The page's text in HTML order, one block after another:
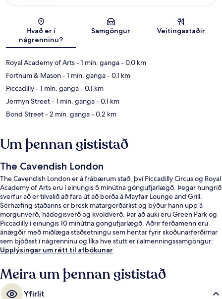
Kort
Hvað er í
nágrenninu?
Samgöngur Veitingastaðir
Royal Academy of Arts- 1 mín. ganga- 0.0 km
Fortnum & Mason- 1 mín. ganga- 0.1 km
Piccadilly- 1 mín. ganga- 0.1 km
Jermyn Street- 1 mín. ganga- 0.1 km
Bond Street- 2 mín. ganga- 0.2 km
Um þennan gististað
The Cavendish London
The Cavendish London er á frábærum stað, því Piccadilly Circus og Royal
Academy of Arts eru í einungis 5 mínútna göngufjarlægð. Þegar hungrið
sverfur að er tilvalið að fara út að borða á Mayfair Lounge and Grill.
Sérhæfing staðarins er bresk matargerðarlist og býður hann upp á
morgunverð, hádegisverð og kvöldverð. Þar að auki eru Green Park og
Piccadilly í einungis 10 mínútna göngufjarlægð. Aðrir ferðamenn eru
ánægðir með miðlæga staðsetningu sem hentar fyrir skoðunarferðirnar
sem bjóðast í nágrenninu og líka hve stutt er í almenningssamgöngur:
Green Park neðanjarðarlestarstöðin er í 5 mínútna göngufjarlægð og
Upplýsingar um rétt til afbókunar
Meira um þennan gististað
Yfirlit